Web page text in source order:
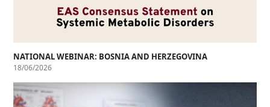
NATIONAL WEBINAR: BOSNIA AND HERZEGOVINA
18/06/2026